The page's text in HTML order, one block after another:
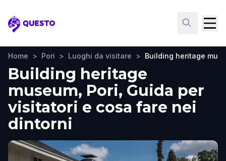
Questo
Home > Pori > Luoghi da visitare > Building heritage
Building heritage
museum, Pori, Guida per
visitatori e cosa fare nei
dintorni